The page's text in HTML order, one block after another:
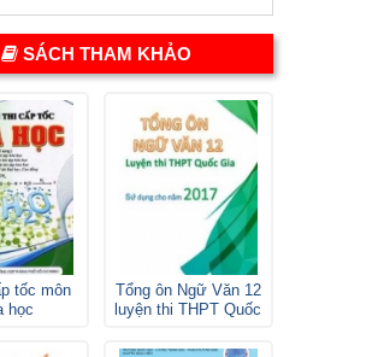
SÁCH THAM KHẢO
tốc môn
học
Tổng ôn Ngữ Văn 12
luyện thi THPT Quốc